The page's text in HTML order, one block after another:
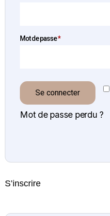
Mot de passe*
Se connecter
Mot de passe perdu ?
S’inscrire